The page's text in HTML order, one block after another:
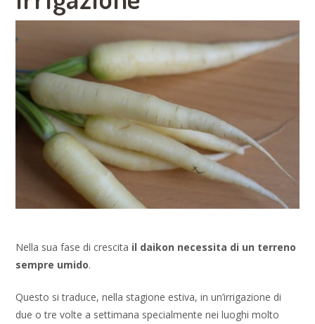
Nella sua fase di crescita il daikon necessita di un terreno
sempre umido.
Questo si traduce, nella stagione estiva, in un’irrigazione di
due o tre volte a settimana specialmente nei luoghi molto